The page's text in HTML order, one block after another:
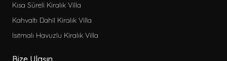
Kısa Süreli Kiralık Villa
Kahvaltı Dahil Kiralık Villa
Isıtmalı Havuzlu Kiralık Villa
Bize Ulaşın